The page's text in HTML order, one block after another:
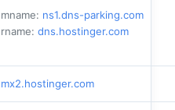
mname: ns1.dns-parking.com
rname: dns.hostinger.com
mx2.hostinger.com